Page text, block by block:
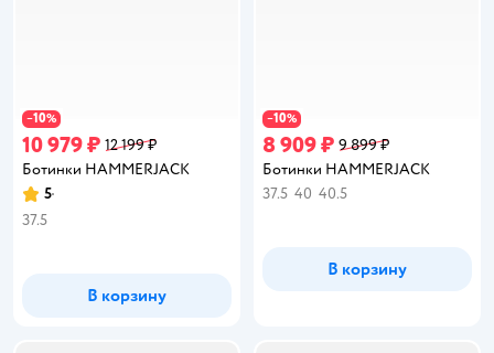
−10%
10 979 ₽ 12 199 ₽
Ботинки HAMMERJACK
Рейтинг:
5
37.5
В корзину
−10%
8 909 ₽ 9 899 ₽
Ботинки HAMMERJACK
37.5 40 40.5
В корзину